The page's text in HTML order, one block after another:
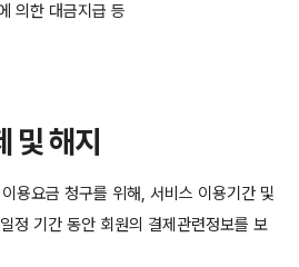
의한 대금지급 등
및 해지
용요금 청구를 위해, 서비스 이용기간 및
정 기간 동안 회원의 결제관련정보를 보